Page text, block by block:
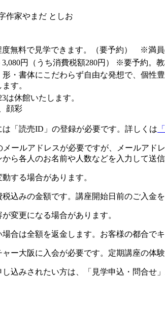
作家やまだ としお
度無料で見学できます。（要予約） ※満員
3,080円（うち消費税額280円）
※要予約。教
・書体にこだわらず自由な発想で、個性
す。
は休館いたします。
顔彩
「読売ID」の登録が必要です。詳しくは
メールアドレスが必要ですが、メールア
ら各人のお名前や人数などを入力して送信
する場合があります。
込みの金額です。講座開始日前のご入金を
変更になる場合があります。
合は全額を返金します。お客様の都合で
ー大阪に入会が必要です。定期講座の体
込みされたい方は、「見学申込・問合せ